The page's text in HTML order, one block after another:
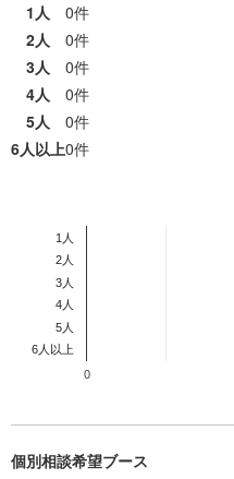
移住支援
移住者インタビュー
1人
0件
2人
0件
3人
0件
4人
0件
5人
0件
6人以上0件
0
1人
2人
3人
4人
5人
6人以上
個別相談希望ブース